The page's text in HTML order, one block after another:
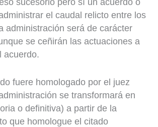
el caudal relicto entre los
administración será de carácter
se ceñirán las actuaciones a
acuerdo.
fuere homologado por el juez
se transformará en
o definitiva) a partir de la
que homologue el citado